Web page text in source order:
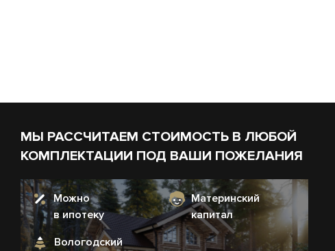
МЫ РАССЧИТАЕМ СТОИМОСТЬ В ЛЮБОЙ
КОМПЛЕКТАЦИИ ПОД ВАШИ ПОЖЕЛАНИЯ
Можно
в ипотеку
Материнский
капитал
Вологодский